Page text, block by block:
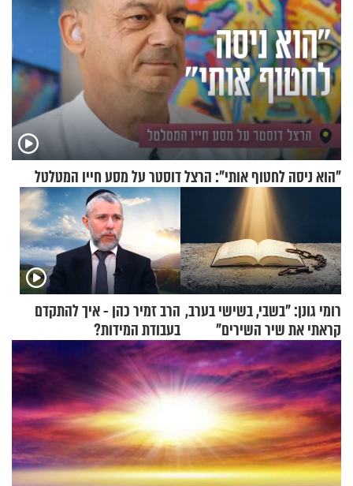
"הוא ניסה לחטוף אותי": הרצל דוסטר על מסע חייו המטלטל
רומי גונן: "בשבי, בשישי בערב,
קראתי את שיר השירים"
הרב זמיר כהן - איך להתקדם
בעבודת המידות?